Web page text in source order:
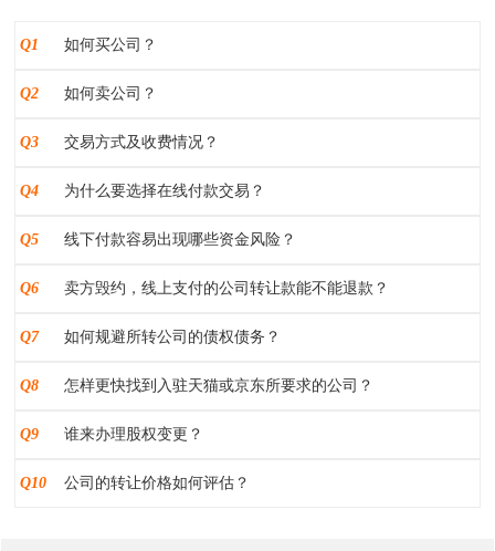
Q1 如何买公司？
Q2 如何卖公司？
Q3 交易方式及收费情况？
Q4 为什么要选择在线付款交易？
Q5 线下付款容易出现哪些资金风险？
Q6 卖方毁约，线上支付的公司转让款能不能退款？
Q7 如何规避所转公司的债权债务？
Q8 怎样更快找到入驻天猫或京东所要求的公司？
Q9 谁来办理股权变更？
Q10 公司的转让价格如何评估？